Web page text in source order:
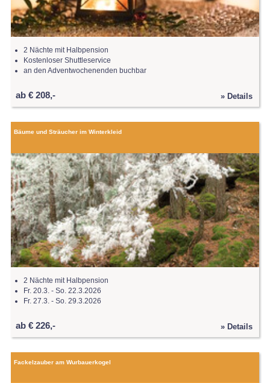
2 Nächte mit Halbpension
Kostenloser Shuttleservice
an den Adventwochenenden buchbar
ab € 208,- » Details
Bäume und Sträucher im Winterkleid
2 Nächte mit Halbpension
Fr. 20.3. - So. 22.3.2026
Fr. 27.3. - So. 29.3.2026
ab € 226,- » Details
Fackelzauber am Wurbauerkogel